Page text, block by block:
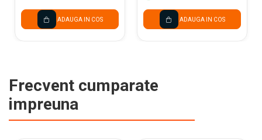
ADAUGA IN COS ADAUGA IN COS
Frecvent cumparate
impreuna